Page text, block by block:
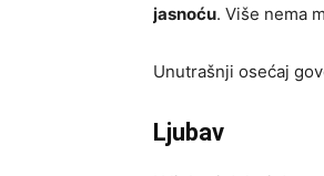
jasnoću. Više nema
Unutrašnji osećaj
Ljubav